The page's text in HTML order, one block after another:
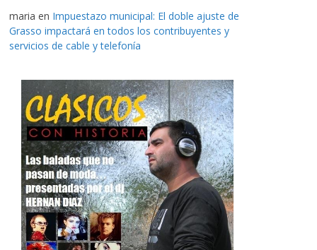
maria en Impuestazo municipal: El doble ajuste de
Grasso impactará en todos los contribuyentes y
servicios de cable y telefonía